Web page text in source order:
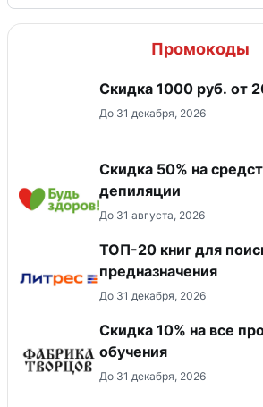
Промокоды
​Скидка 1000 руб. от
До 31 декабря, 2026
Скидка 50% на
депиляции
До 31 августа, 2026
ТОП-20 книг для
предназначения
До 31 декабря, 2026
Скидка 10% на все
обучения
До 31 декабря, 2026